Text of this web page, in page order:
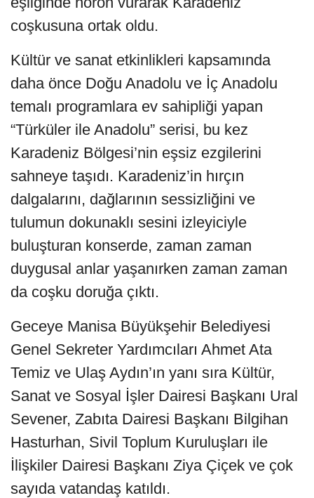
coşkusuna ortak oldu.
Kültür ve sanat etkinlikleri kapsamında
daha önce Doğu Anadolu ve İç Anadolu
temalı programlara ev sahipliği yapan
“Türküler ile Anadolu” serisi, bu kez
Karadeniz Bölgesi’nin eşsiz ezgilerini
sahneye taşıdı. Karadeniz’in hırçın
dalgalarını, dağlarının sessizliğini ve
tulumun dokunaklı sesini izleyiciyle
buluşturan konserde, zaman zaman
duygusal anlar yaşanırken zaman zaman
da coşku doruğa çıktı.
Geceye Manisa Büyükşehir Belediyesi
Genel Sekreter Yardımcıları Ahmet Ata
Temiz ve Ulaş Aydın’ın yanı sıra Kültür,
Sanat ve Sosyal İşler Dairesi Başkanı Ural
Sevener, Zabıta Dairesi Başkanı Bilgihan
Hasturhan, Sivil Toplum Kuruluşları ile
İlişkiler Dairesi Başkanı Ziya Çiçek ve çok
sayıda vatandaş katıldı.